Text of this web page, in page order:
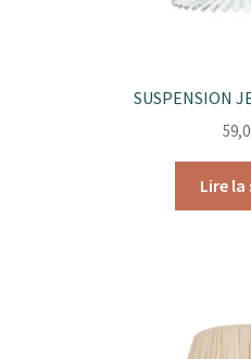
SUSPENSION
Lire la